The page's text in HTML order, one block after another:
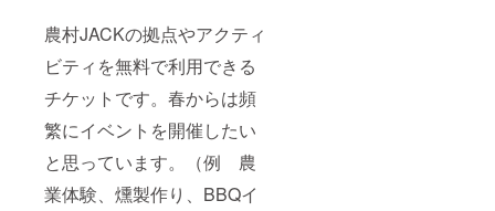
農村JACKの拠点やアクティ
ビティを無料で利用できる
チケットです。春からは頻
繁にイベントを開催したい
と思っています。（例 農
業体験、燻製作り、BBQイ